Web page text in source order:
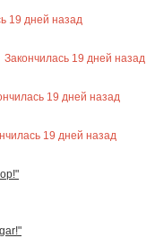
19 дней назад
Закончилась 19 дней назад
19 дней назад
19 дней назад